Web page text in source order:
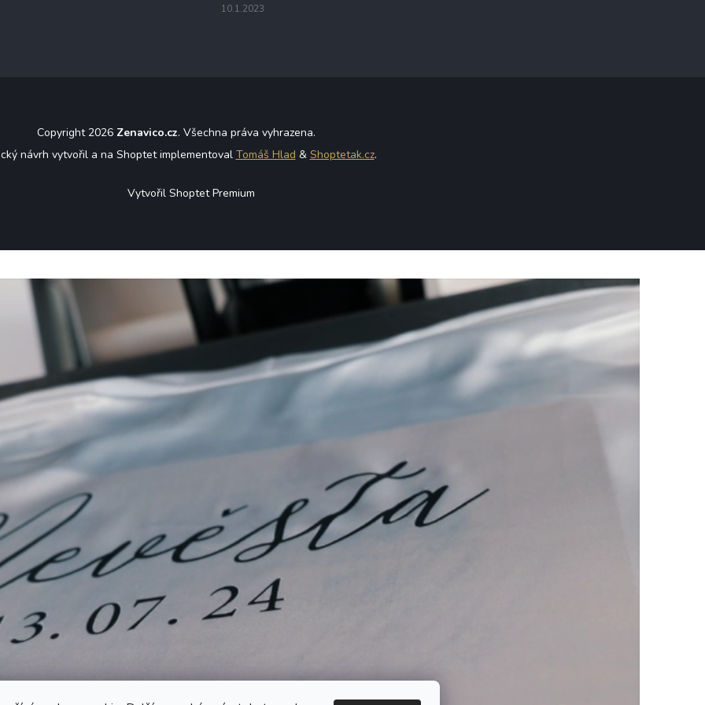
10.1.2023
Copyright 2026 Zenavico.cz. Všechna práva vyhrazena.
návrh vytvořil a na Shoptet implementoval Tomáš Hlad & Shoptetak.cz.
Vytvořil Shoptet Premium